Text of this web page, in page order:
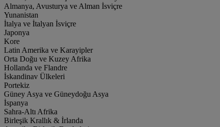
Almanya, Avusturya ve Alman İsviçre
Yunanistan
İtalya ve İtalyan İsviçre
Japonya
Kore
Latin Amerika ve Karayipler
Orta Doğu ve Kuzey Afrika
Hollanda ve Flandre
İskandinav Ülkeleri
Portekiz
Güney Asya ve Güneydoğu Asya
İspanya
Sahra-Altı Afrika
Birleşik Krallık & İrlanda